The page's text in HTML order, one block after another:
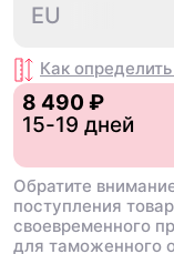
EU
Как
8 490 ₽
15-19 дней
Обратите
поступления
своевременного
для таможенного